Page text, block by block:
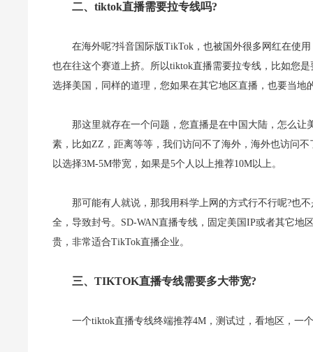
二、tiktok直播需要拉专线吗?
在海外呢?抖音国际版TikTok，也被国外很多网红在使
也在往这个赛道上挤。所以tiktok直播需要拉专线，比如您
选择美国，同样的道理，您如果在其它地区直播，也要当
那这里就存在一个问题，您直播是在中国大陆，怎么
素，比如ZZ，距离等等，我们访问不了海外，海外也访问
以选择3M-5M带宽，如果是5个人以上推荐10M以上。
那可能有人就说，那我用科学上网的方式行不行呢?也
全，导致封号。SD-WAN直播专线，固定美国IP或者其它地
贵，非常适合TikTok直播企业。
三、TIKTOK直播专线需要多大带宽?
一个tiktok直播专线终端推荐4M，测试过，看地区，一